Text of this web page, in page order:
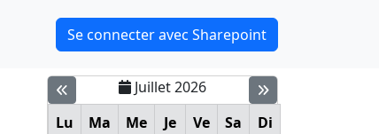
Se connecter avec Sharepoint
Juillet 2026
Lu
Ma Me Je Ve Sa
Di